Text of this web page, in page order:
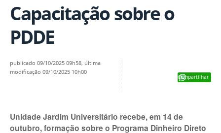
Capacitação sobre o
PDDE
Compartilhar
publicado 09/10/2025 09h58, última
modificação 09/10/2025 10h00
Unidade Jardim Universitário recebe, em 14 de
outubro, formação sobre o Programa Dinheiro Direto